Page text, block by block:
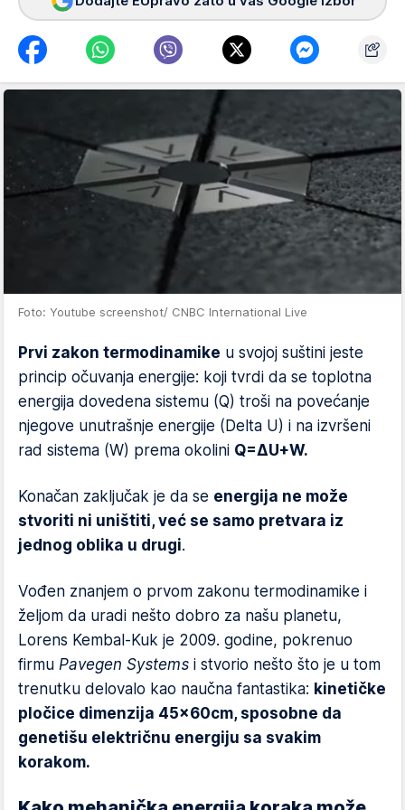
Foto: Youtube screenshot/ CNBC International Live
Prvi zakon termodinamike u svojoj suštini jeste
princip očuvanja energije: koji tvrdi da se toplotna
energija dovedena sistemu (Q) troši na povećanje
njegove unutrašnje energije (Delta U) i na izvršeni
rad sistema (W) prema okolini Q=ΔU+W.
Konačan zaključak je da se energija ne može
stvoriti ni uništiti, već se samo pretvara iz
jednog oblika u drugi.
Vođen znanjem o prvom zakonu termodinamike i
željom da uradi nešto dobro za našu planetu,
Lorens Kembal-Kuk je 2009. godine, pokrenuo
firmu Pavegen Systems i stvorio nešto što je u tom
trenutku delovalo kao naučna fantastika: kinetičke
pločice dimenzija 45x60cm, sposobne da
genetišu električnu energiju sa svakim
korakom.